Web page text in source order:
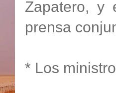
Zapatero, y
prensa
* Los